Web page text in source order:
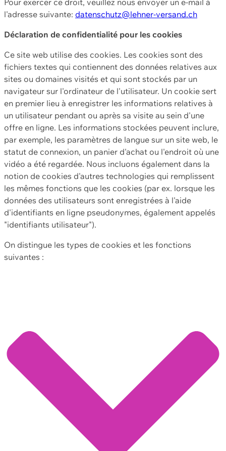
l'adresse suivante: datenschutz@lehner-versand.ch
Déclaration de confidentialité pour les cookies
Ce site web utilise des cookies. Les cookies sont des
fichiers textes qui contiennent des données relatives aux
sites ou domaines visités et qui sont stockés par un
navigateur sur l'ordinateur de l'utilisateur. Un cookie sert
en premier lieu à enregistrer les informations relatives à
un utilisateur pendant ou après sa visite au sein d'une
offre en ligne. Les informations stockées peuvent inclure,
par exemple, les paramètres de langue sur un site web, le
statut de connexion, un panier d'achat ou l'endroit où une
vidéo a été regardée. Nous incluons également dans la
notion de cookies d'autres technologies qui remplissent
les mêmes fonctions que les cookies (par ex. lorsque les
données des utilisateurs sont enregistrées à l'aide
d'identifiants en ligne pseudonymes, également appelés
"identifiants utilisateur").
On distingue les types de cookies et les fonctions
suivantes :